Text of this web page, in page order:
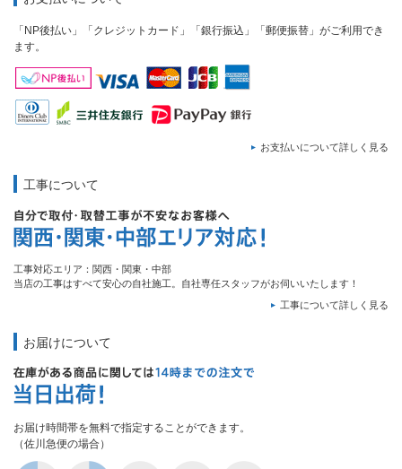
「NP後払い」「クレジットカード」「銀行振込」「郵便振替」がご利用でき
ます。
お支払いについて詳しく見る
工事について
工事対応エリア：関西・関東・中部
当店の工事はすべて安心の自社施工。自社専任スタッフがお伺いいたします！
工事について詳しく見る
お届けについて
お届け時間帯を無料で指定することができます。
（佐川急便の場合）